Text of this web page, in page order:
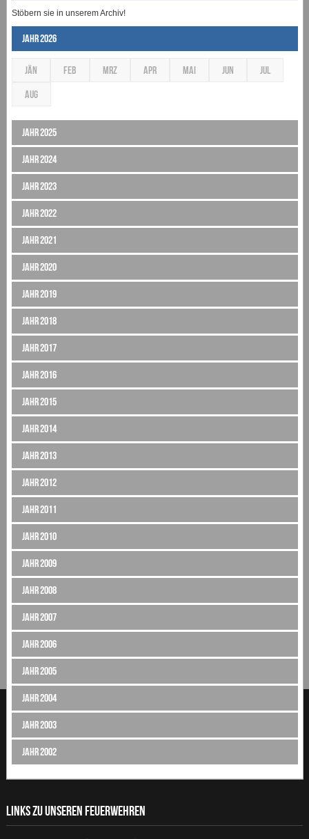
Stöbern sie in unserem Archiv!
Jahr 2026
JÄN FEB MRZ APR MAI JUN JUL
AUG
Jahr 2025
Jahr 2024
Jahr 2023
Jahr 2022
Jahr 2021
Jahr 2020
Jahr 2019
Jahr 2018
Jahr 2017
Jahr 2016
Jahr 2015
Jahr 2014
Jahr 2013
Jahr 2012
Jahr 2011
Jahr 2010
Jahr 2009
Jahr 2008
Jahr 2007
Jahr 2006
Jahr 2005
Jahr 2004
Jahr 2003
Jahr 2002
LINKS ZU UNSEREN FEUERWEHREN